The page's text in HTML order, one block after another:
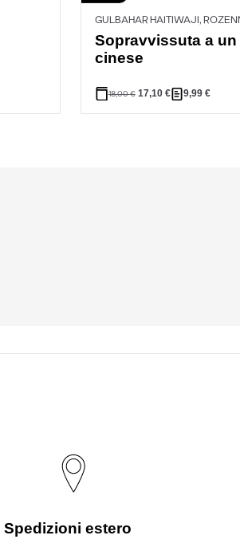
GULBAHAR HAITIWAJI,
Sopravvissuta a un
cinese
18,00€ 17,10 € 9,99€
Spedizioni estero